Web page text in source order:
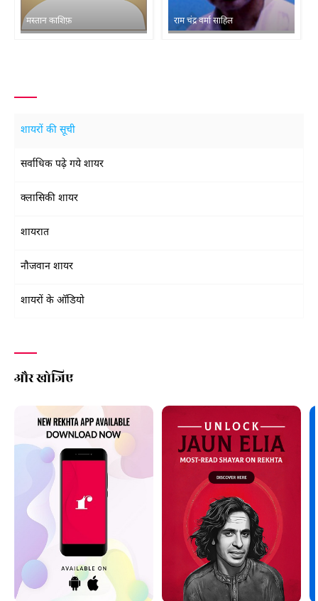
मस्तान काशिफ़ राम चंद्र वर्मा साहिल
शायरों की सूची
सर्वाधिक पढ़े गये शायर
क्लासिकी शायर
शायरात
नौजवान शायर
शायरों के ऑडियो
और खोजिए